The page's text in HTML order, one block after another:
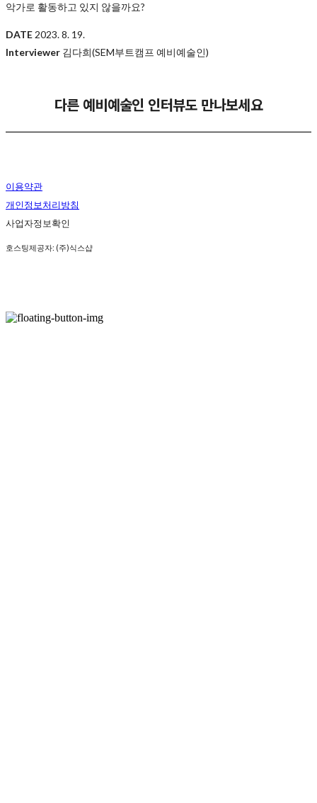
악가로 활동하고 있지 않을까요?
DATE 2023. 8. 19.
Interviewer 김다희(SEM부트캠프 예비예술인)
다른 예비예술인 인터뷰도 만나보세요
이용약관
개인정보처리방침
사업자정보확인
호스팅제공자: (주)식스샵